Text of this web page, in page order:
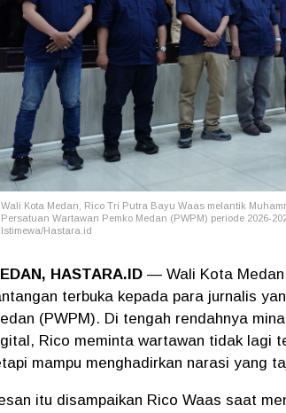
Wali Kota Medan, Rico Tri Putra Bayu Waas melantik
Persatuan Wartawan Pemko Medan (PWPM) periode 2026-
Istimewa/Hastara.id
HASTARA.ID — Wali Kota
terbuka kepada para jurnalis
(PWPM). Di tengah rendahnya
Rico meminta wartawan tidak lagi
mampu menghadirkan narasi yang
itu disampaikan Rico Waas saat